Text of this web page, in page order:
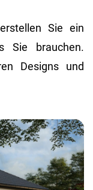
Sie ein
Sie brauchen.
Designs und